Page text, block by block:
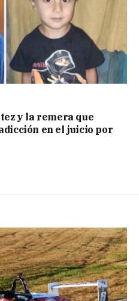
y la remera que
en el juicio por